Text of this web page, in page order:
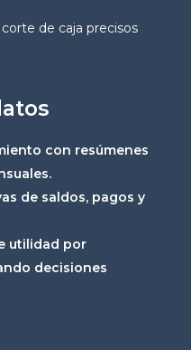
de caja precisos
con resúmenes
de saldos, pagos y
utilidad por
decisiones